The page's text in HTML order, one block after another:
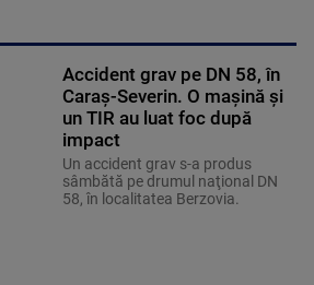
Accident grav pe DN 58, în
Caraș-Severin. O mașină și
un TIR au luat foc după
impact
Un accident grav s-a produs
sâmbătă pe drumul naţional DN
58, în localitatea Berzovia.